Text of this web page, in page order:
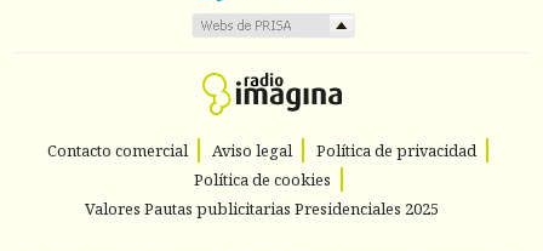
Contacto comercial Aviso legal
Política de privacidad
Política de cookies
Valores Pautas publicitarias Presidenciales 2025